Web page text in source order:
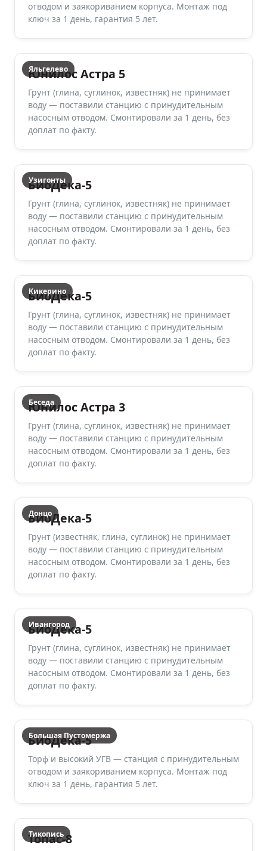
отводом и заякориванием корпуса. Монтаж под
ключ за 1 день, гарантия 5 лет.
Яльгелево
Юнилос Астра 5
Грунт (глина, суглинок, известняк) не принимает
воду — поставили станцию с принудительным
насосным отводом. Смонтировали за 1 день, без
доплат по факту.
Узигонты
БиоДека-5
Грунт (глина, суглинок, известняк) не принимает
воду — поставили станцию с принудительным
насосным отводом. Смонтировали за 1 день, без
доплат по факту.
Кикерино
БиоДека-5
Грунт (глина, суглинок, известняк) не принимает
воду — поставили станцию с принудительным
насосным отводом. Смонтировали за 1 день, без
доплат по факту.
Беседа
Юнилос Астра 3
Грунт (глина, суглинок, известняк) не принимает
воду — поставили станцию с принудительным
насосным отводом. Смонтировали за 1 день, без
доплат по факту.
Донцо
БиоДека-5
Грунт (известняк, глина, суглинок) не принимает
воду — поставили станцию с принудительным
насосным отводом. Смонтировали за 1 день, без
доплат по факту.
Ивангород
БиоДека-5
Грунт (глина, суглинок, известняк) не принимает
воду — поставили станцию с принудительным
насосным отводом. Смонтировали за 1 день, без
доплат по факту.
Большая Пустомержа
БиоДека-5
Торф и высокий УГВ — станция с принудительным
отводом и заякориванием корпуса. Монтаж под
ключ за 1 день, гарантия 5 лет.
Тикопись
Топас-8